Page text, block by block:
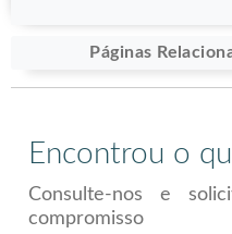
Páginas
Encontrou o
Consulte-nos e
compromisso